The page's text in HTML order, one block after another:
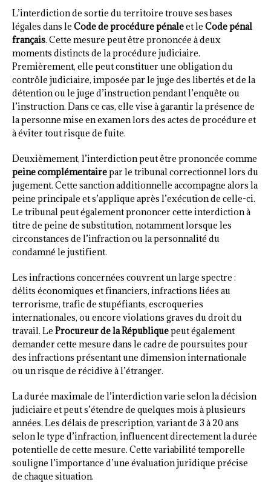
L’interdiction de sortie du territoire trouve ses bases
légales dans le Code de procédure pénaleet le Code pénal
français. Cette mesure peut être prononcée à deux
moments distincts de la procédure judiciaire.
Premièrement, elle peut constituer une obligation du
contrôle judiciaire, imposée par le juge des libertés et de la
détention ou le juge d’instruction pendant l’enquête ou
l’instruction. Dans ce cas, elle vise à garantir la présence de
la personne mise en examen lors des actes de procédure et
à éviter tout risque de fuite.
Deuxièmement, l’interdiction peut être prononcée comme
peine complémentairepar le tribunal correctionnel lors du
jugement. Cette sanction additionnelle accompagne alors la
peine principale et s’applique après l’exécution de celle-ci.
Le tribunal peut également prononcer cette interdiction à
titre de peine de substitution, notamment lorsque les
circonstances de l’infraction ou la personnalité du
condamné le justifient.
Les infractions concernées couvrent un large spectre :
délits économiques et financiers, infractions liées au
terrorisme, trafic de stupéfiants, escroqueries
internationales, ou encore violations graves du droit du
travail. Le Procureur de la Républiquepeut également
demander cette mesure dans le cadre de poursuites pour
des infractions présentant une dimension internationale
ou un risque de récidive à l’étranger.
La durée maximale de l’interdiction varie selon la décision
judiciaire et peut s’étendre de quelques mois à plusieurs
années. Les délais de prescription, variant de 3 à 20 ans
selon le type d’infraction, influencent directement la durée
potentielle de cette mesure. Cette variabilité temporelle
souligne l’importance d’une évaluation juridique précise
de chaque situation.